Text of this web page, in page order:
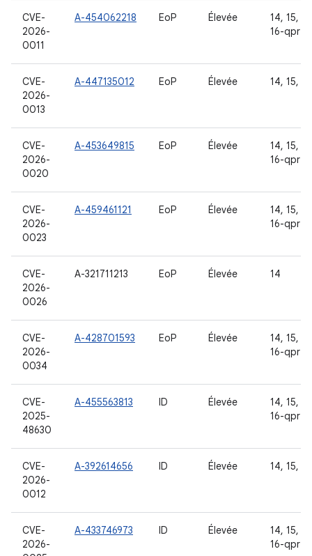
CVE-
2026-
0011
A-454062218 EoP Élevée
14, 15,
16-qpr2
CVE-
2026-
0013
A-447135012 EoP Élevée 14, 15, 16
CVE-
2026-
0020
A-453649815 EoP Élevée
14, 15,
16-qpr2
CVE-
2026-
0023
A-459461121 EoP Élevée
14, 15,
16-qpr2
CVE-
2026-
0026
A-321711213 EoP Élevée 14
CVE-
2026-
0034
A-428701593 EoP Élevée
14, 15,
16-qpr2
CVE-
2025-
48630
A-455563813 ID Élevée
14, 15,
16-qpr2
CVE-
2026-
0012
A-392614656 ID Élevée 14, 15, 16
CVE-
2026-
A-433746973 ID Élevée
14, 15,
16-qpr2